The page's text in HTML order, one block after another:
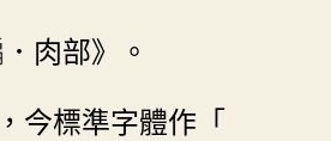
．肉部》。
今標準字體作「